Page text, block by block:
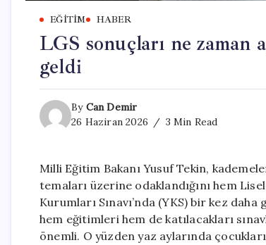
EĞITIM HABER
LGS sonuçları ne zaman
geldi
By Can Demir
26 Haziran 2026
3 Min Read
Milli Eğitim Bakanı Yusuf Tekin,
temaları üzerine odaklandığını hem
Kurumları Sınavı’nda (YKS) bir kez
hem eğitimleri hem de katılacakları
önemli. O yüzden yaz aylarında